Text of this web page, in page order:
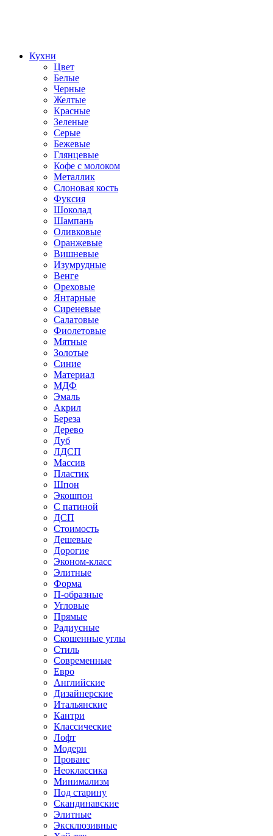
Кухни
Цвет
Белые
Черные
Желтые
Красные
Зеленые
Серые
Бежевые
Глянцевые
Кофе с молоком
Металлик
Слоновая кость
Фуксия
Шоколад
Шампань
Оливковые
Оранжевые
Вишневые
Изумрудные
Венге
Ореховые
Янтарные
Сиреневые
Салатовые
Фиолетовые
Мятные
Золотые
Синие
Материал
МДФ
Эмаль
Акрил
Береза
Дерево
Дуб
ЛДСП
Массив
Пластик
Шпон
Экошпон
С патиной
ДСП
Стоимость
Дешевые
Дорогие
Эконом-класс
Элитные
Форма
П-образные
Угловые
Прямые
Радиусные
Скошенные углы
Стиль
Современные
Евро
Английские
Дизайнерские
Итальянские
Кантри
Классические
Лофт
Модерн
Прованс
Неоклассика
Минимализм
Под старину
Скандинавские
Элитные
Эксклюзивные